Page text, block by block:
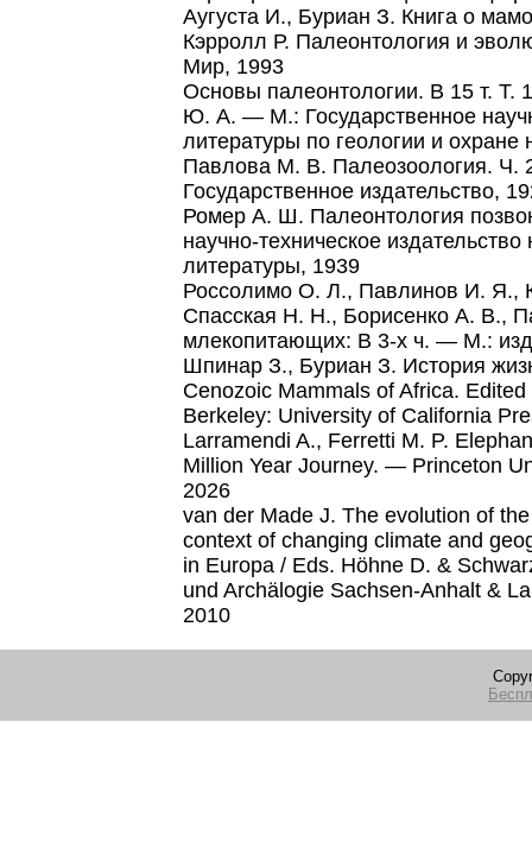
Аугуста И., Буриан З. Книга о
Кэрролл Р. Палеонтология и
Мир, 1993
Основы палеонтологии. В 15 т.
Ю. А. — М.: Государственное
литературы по геологии и охране
Павлова М. В. Палеозоология.
Государственное издательство,
Ромер А. Ш. Палеонтология
научно-техническое
литературы, 1939
Россолимо О. Л., Павлинов И. Я.,
Спасская Н. Н., Борисенко А. В.,
млекопитающих: В 3-х ч. — М.:
Шпинар З., Буриан З. История
Cenozoic Mammals of Africa.
Berkeley: University of California
Larramendi A., Ferretti M. P.
Million Year Journey. — Princeton
2026
van der Made J. The evolution of
context of changing climate and
in Europa / Eds. Höhne D. &
und Archälogie Sachsen-Anhalt &
2010